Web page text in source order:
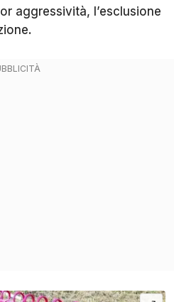
aggressività, l’esclusione